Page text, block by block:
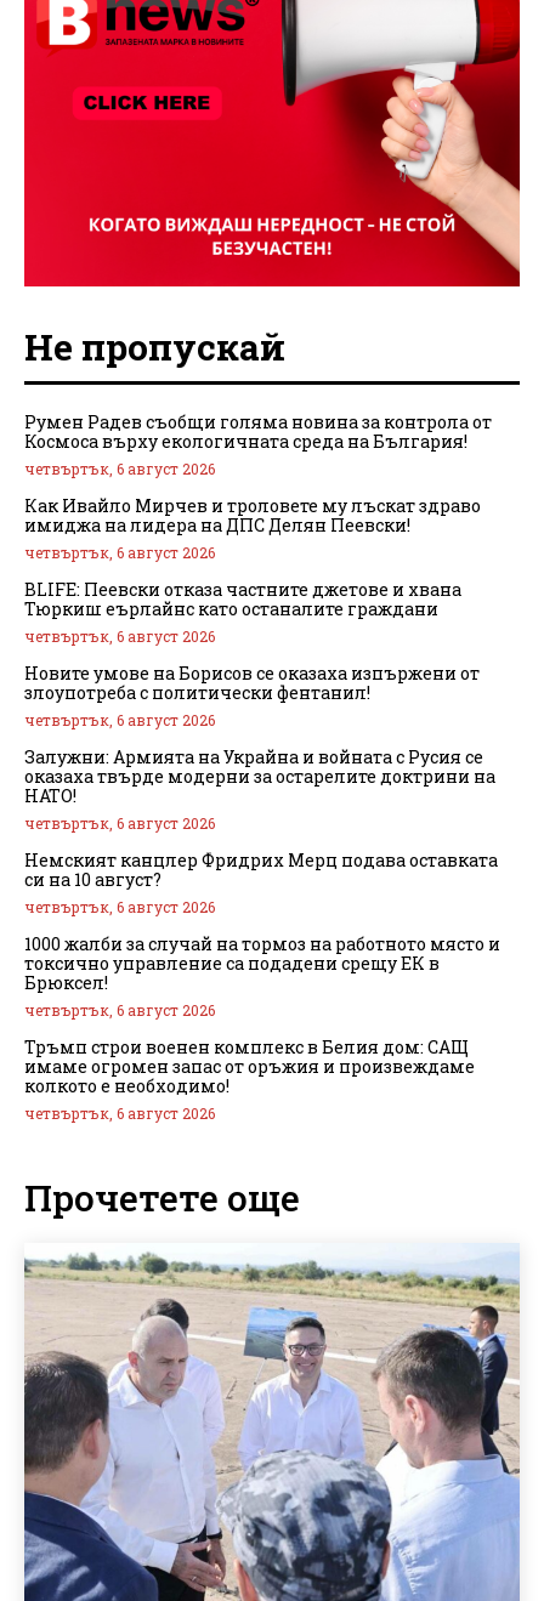
Не пропускай
Румен Радев съобщи голяма новина за контрола от
Космоса върху екологичната среда на България!
четвъртък, 6 август 2026
Как Ивайло Мирчев и троловете му лъскат здраво
имиджа на лидера на ДПС Делян Пеевски!
четвъртък, 6 август 2026
BLIFE: Пеевски отказа частните джетове и хвана
Тюркиш еърлайнс като останалите граждани
четвъртък, 6 август 2026
Новите умове на Борисов се оказаха изпържени от
злоупотреба с политически фентанил!
четвъртък, 6 август 2026
Залужни: Армията на Украйна и войната с Русия се
оказаха твърде модерни за остарелите доктрини на
НАТО!
четвъртък, 6 август 2026
Немският канцлер Фридрих Мерц подава оставката
си на 10 август?
четвъртък, 6 август 2026
1000 жалби за случай на тормоз на работното място и
токсично управление са подадени срещу ЕК в
Брюксел!
четвъртък, 6 август 2026
Тръмп строи военен комплекс в Белия дом: САЩ
имаме огромен запас от оръжия и произвеждаме
колкото е необходимо!
четвъртък, 6 август 2026
Прочетете още